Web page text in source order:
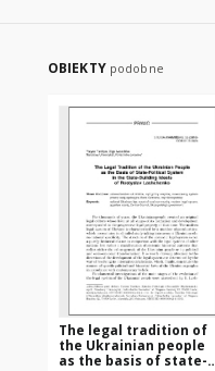
OBIEKTY podobne
The legal tradition of
the Ukrainian people
as the basis of state-